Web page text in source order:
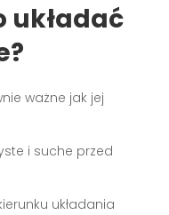
układać
ważne jak jej
i suche przed
układania